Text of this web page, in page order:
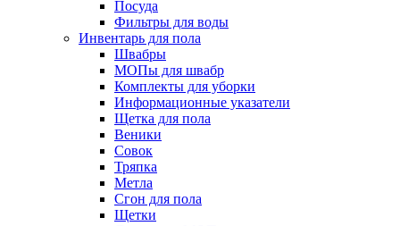
Посуда
Фильтры для воды
Инвентарь для пола
Швабры
МОПы для швабр
Комплекты для уборки
Информационные указатели
Щетка для пола
Веники
Совок
Тряпка
Метла
Сгон для пола
Щетки